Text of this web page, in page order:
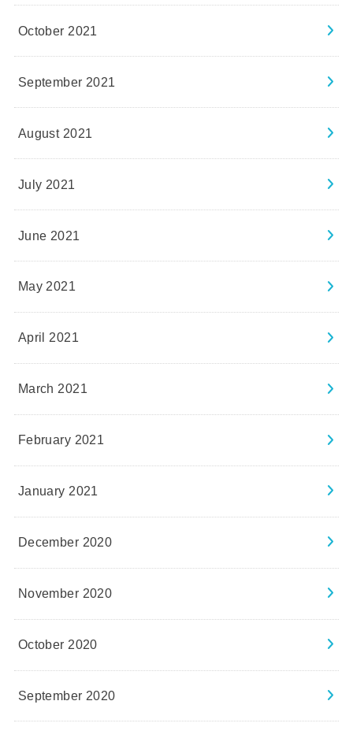
October 2021
September 2021
August 2021
July 2021
June 2021
May 2021
April 2021
March 2021
February 2021
January 2021
December 2020
November 2020
October 2020
September 2020